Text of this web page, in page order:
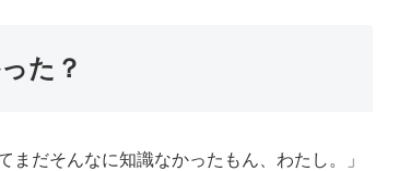
た？
だそんなに知識なかったもん、わたし。」